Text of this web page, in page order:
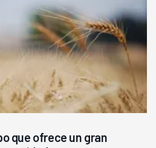
que ofrece un gran